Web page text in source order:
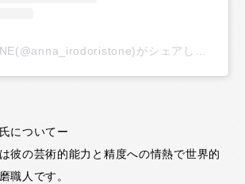
についてー
彼の芸術的能力と精度への情熱で世界的
職人です。